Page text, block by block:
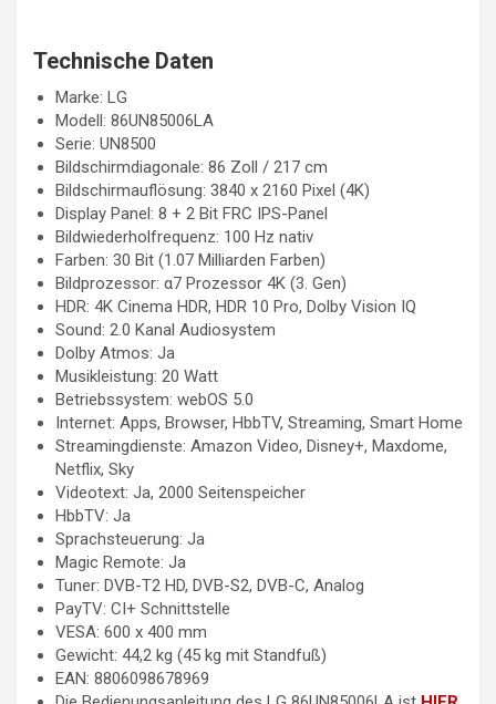
Technische Daten
Marke: LG
Modell: 86UN85006LA
Serie: UN8500
Bildschirmdiagonale: 86 Zoll / 217 cm
Bildschirmauflösung: 3840 x 2160 Pixel (4K)
Display Panel: 8 + 2 Bit FRC IPS-Panel
Bildwiederholfrequenz: 100 Hz nativ
Farben: 30 Bit (1.07 Milliarden Farben)
Bildprozessor: α7 Prozessor 4K (3. Gen)
HDR: 4K Cinema HDR, HDR 10 Pro, Dolby Vision IQ
Sound: 2.0 Kanal Audiosystem
Dolby Atmos: Ja
Musikleistung: 20 Watt
Betriebssystem: webOS 5.0
Internet: Apps, Browser, HbbTV, Streaming, Smart Home
Streamingdienste: Amazon Video, Disney+, Maxdome,
Netflix, Sky
Videotext: Ja, 2000 Seitenspeicher
HbbTV: Ja
Sprachsteuerung: Ja
Magic Remote: Ja
Tuner: DVB-T2 HD, DVB-S2, DVB-C, Analog
PayTV: CI+ Schnittstelle
VESA: 600 x 400 mm
Gewicht: 44,2 kg (45 kg mit Standfuß)
EAN: 8806098678969